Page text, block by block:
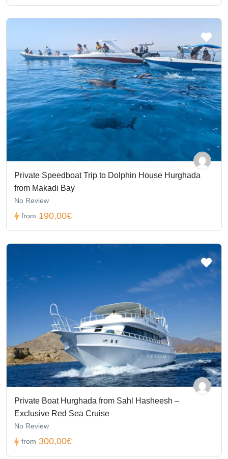
Private Speedboat Trip to Dolphin House Hurghada
from Makadi Bay
No Review
from 190,00€
Private Boat Hurghada from Sahl Hasheesh –
Exclusive Red Sea Cruise
No Review
from 300,00€